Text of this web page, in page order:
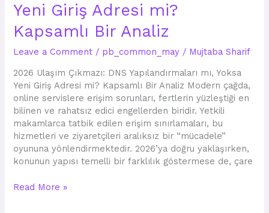
Yeni Giriş Adresi mi?
Kapsamlı Bir Analiz
Leave a Comment / pb_common_may / Mujtaba Sharif
2026 Ulaşım Çıkmazı: DNS Yapılandırmaları mı, Yoksa
Yeni Giriş Adresi mi? Kapsamlı Bir Analiz Modern çağda,
online servislere erişim sorunları, fertlerin yüzleştiği en
bilinen ve rahatsız edici engellerden biridir. Yetkili
makamlarca tatbik edilen erişim sınırlamaları, bu
hizmetleri ve ziyaretçileri aralıksız bir “mücadele”
oyununa yönlendirmektedir. 2026’ya doğru yaklaşırken,
konunun yapısı temelli bir farklılık göstermese de, çare
Yapılandırmaları
mı,
Yoksa
Yeni
Adresi
mi?
Kapsamlı
Bir
Analiz
Read More »